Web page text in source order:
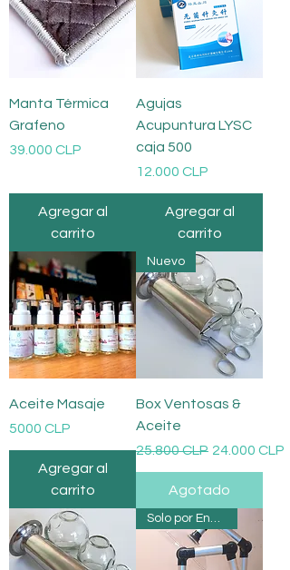
Manta Térmica
Grafeno
Precio
39.000 CLP
Agregar al
carrito
Agujas
Acupuntura LYSC
caja 500
Precio
12.000 CLP
Agregar al
carrito
Aceite Masaje
Precio
5000 CLP
Agregar al
carrito
Nuevo
Box Ventosas &
Aceite
Precio
25.800 CLP Precio de
24.000 CLP
Agotado
Solo por Encargo